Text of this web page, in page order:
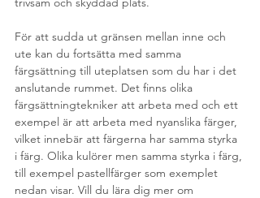
För att sudda ut gränsen mellan inne och
ute kan du fortsätta med samma
färgsättning till uteplatsen som du har i det
anslutande rummet. Det finns olika
färgsättningtekniker att arbeta med och ett
exempel är att arbeta med nyanslika färger,
vilket innebär att färgerna har samma styrka
i färg. Olika kulörer men samma styrka i färg,
till exempel pastellfärger som exemplet
nedan visar. Vill du lära dig mer om